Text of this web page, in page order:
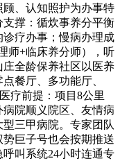
、认知照护为办事特
撑：循炊事养分平衡
疗办事；慢病办理成
师+临床养分师），听
全龄保养社区以医养
餐厅、多功能厅、
疗前提：项目8公里
院顺义院区、友情病
三甲病院。专家团队
巨子号也会按期推送
叫系统24小时连通专